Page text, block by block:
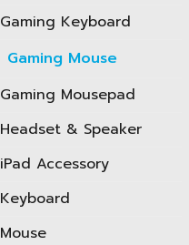
Gaming Keyboard
Gaming Mouse
Gaming Mousepad
Headset & Speaker
iPad Accessory
Keyboard
Mouse